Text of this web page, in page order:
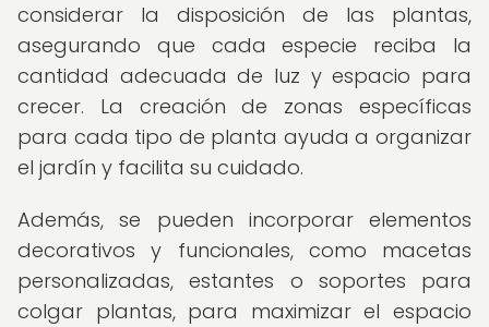
considerar la disposición de las plantas,
asegurando que cada especie reciba la
cantidad adecuada de luz y espacio para
crecer. La creación de zonas específicas
para cada tipo de planta ayuda a organizar
el jardín y facilita su cuidado.
Además, se pueden incorporar elementos
decorativos y funcionales, como macetas
personalizadas, estantes o soportes para
colgar plantas, para maximizar el espacio